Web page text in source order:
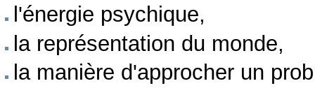
l'énergie psychique,
la représentation du monde,
la manière d'approcher un